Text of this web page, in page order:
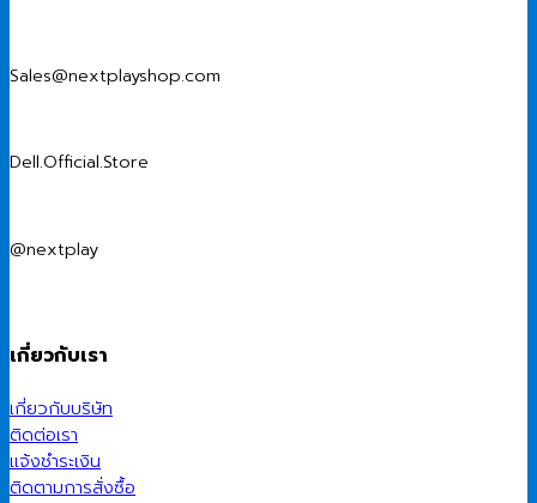
Sales@nextplayshop.com
Dell.Official.Store
@nextplay
เกี่ยวกับเรา
เกี่ยวกับบริษัท
ติดต่อเรา
แจ้งชำระเงิน
ติดตามการสั่งซื้อ